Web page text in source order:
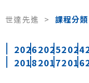
世達先進 > 課程分類
202620252024
201820172016